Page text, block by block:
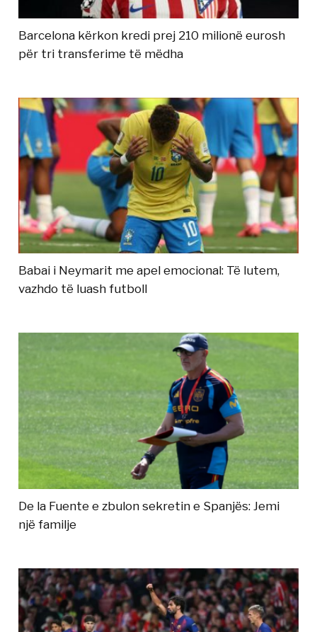
Barcelona kërkon kredi prej 210 milionë eurosh
për tri transferime të mëdha
Babai i Neymarit me apel emocional: Të lutem,
vazhdo të luash futboll
De la Fuente e zbulon sekretin e Spanjës: Jemi
një familje